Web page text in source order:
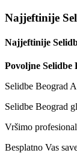
Najjeftinije
Najjeftinije
Povoljne Selidbe
Selidbe Beograd
Selidbe Beograd
Vršimo
Besplatno Vas